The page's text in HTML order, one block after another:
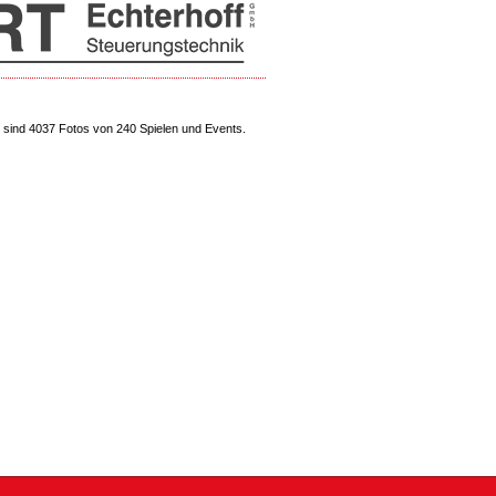
sind 4037 Fotos von 240 Spielen und Events.